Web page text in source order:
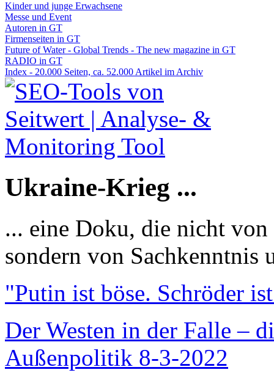
Kinder und junge Erwachsene
Messe und Event
Autoren in GT
Firmenseiten in GT
Future of Water - Global Trends - The new magazine in GT
RADIO in GT
Index - 20.000 Seiten, ca. 52.000 Artikel im Archiv
Ukraine-Krieg ...
... eine Doku, die nicht
sondern von Sachkenntnis
"Putin ist böse. Schröder
Der Westen in der Falle –
Außenpolitik 8-3-2022